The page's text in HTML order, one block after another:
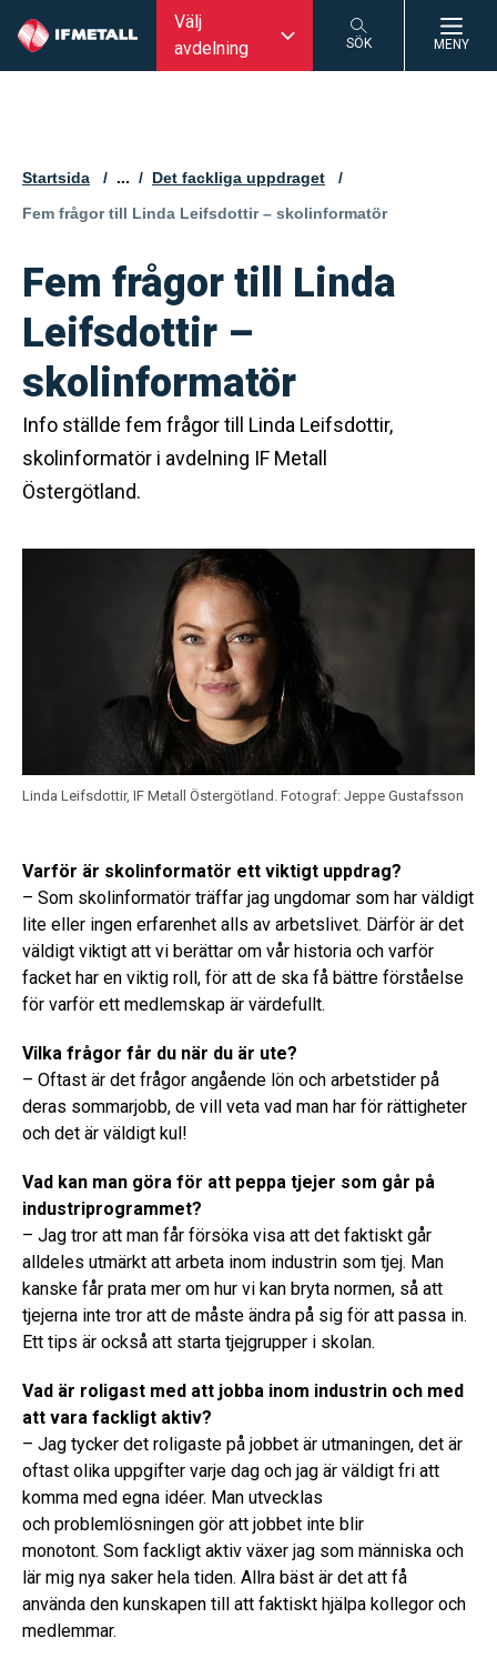
Välj
avdelning
SÖK MENY
Startsida ...
Det fackliga uppdraget
Aktuell sida:
Fem frågor till Linda Leifsdottir – skolinformatör
Fem frågor till Linda
Leifsdottir –
skolinformatör
Info ställde fem frågor till Linda Leifsdottir,
skolinformatör i avdelning IF Metall
Östergötland.
Linda Leifsdottir, IF Metall Östergötland. Fotograf: Jeppe Gustafsson
Varför är skolinformatör ett viktigt uppdrag?
– Som skolinformatör träffar jag ungdomar som har väldigt
lite eller ingen erfarenhet alls av arbetslivet. Därför är det
väldigt viktigt att vi berättar om vår historia och varför
facket har en viktig roll, för att de ska få bättre förståelse
för varför ett medlemskap är värdefullt.
Vilka frågor får du när du är ute?
– Oftast är det frågor angående lön och arbetstider på
deras sommarjobb, de vill veta vad man har för rättigheter
och det är väldigt kul!
Vad kan man göra för att peppa tjejer som går på
industriprogrammet?
– Jag tror att man får försöka visa att det faktiskt går
alldeles utmärkt att arbeta inom industrin som tjej. Man
kanske får prata mer om hur vi kan bryta normen, så att
tjejerna inte tror att de måste ändra på sig för att passa in.
Ett tips är också att starta tjejgrupper i skolan.
Vad är roligast med att jobba inom industrin och med
att vara fackligt aktiv?
– Jag tycker det roligaste på jobbet är utmaningen, det är
oftast olika uppgifter varje dag och jag är väldigt fri att
komma med egna idéer. Man utvecklas
och problemlösningen gör att jobbet inte blir
monotont. Som fackligt aktiv växer jag som människa och
lär mig nya saker hela tiden. Allra bäst är det att få
använda den kunskapen till att faktiskt hjälpa kollegor och
medlemmar.